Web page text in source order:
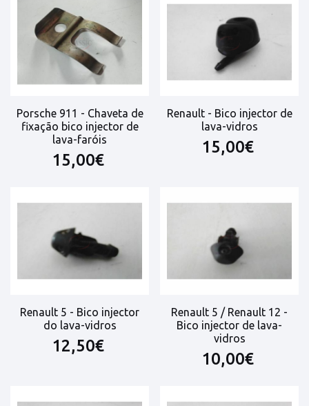
Porsche 911 - Chaveta de
fixação bico injector de
lava-faróis
15,00€
Renault - Bico injector de
lava-vidros
15,00€
Renault 5 - Bico injector
do lava-vidros
12,50€
Renault 5 / Renault 12 -
Bico injector de lava-
vidros
10,00€